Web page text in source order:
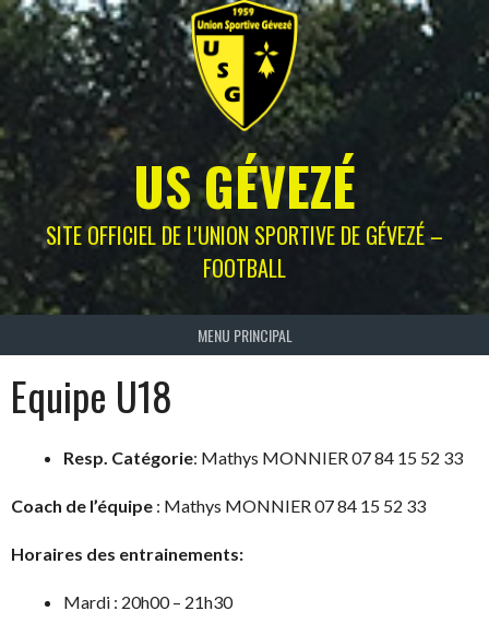
Skip
to
content
US GÉVEZÉ
SITE OFFICIEL DE L'UNION SPORTIVE DE GÉVEZÉ –
FOOTBALL
MENU PRINCIPAL
Equipe U18
Resp. Catégorie: Mathys MONNIER 07 84 15 52 33
Coach de l’équipe : Mathys MONNIER 07 84 15 52 33
Horaires des entrainements:
Mardi : 20h00 – 21h30